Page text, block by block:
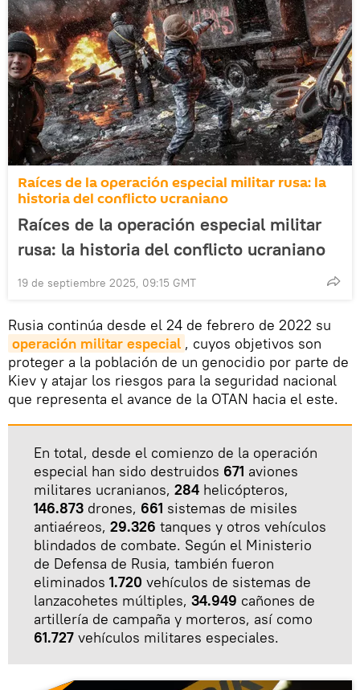
Raíces de la operación especial militar rusa: la
historia del conflicto ucraniano
Raíces de la operación especial militar
rusa: la historia del conflicto ucraniano
19 de septiembre 2025, 09:15 GMT
Rusia continúa desde el 24 de febrero de 2022 su
operación militar especial , cuyos objetivos son
proteger a la población de un genocidio por parte de
Kiev y atajar los riesgos para la seguridad nacional
que representa el avance de la OTAN hacia el este.
En total, desde el comienzo de la operación
especial han sido destruidos 671 aviones
militares ucranianos, 284 helicópteros,
146.873 drones, 661 sistemas de misiles
antiaéreos, 29.326 tanques y otros vehículos
blindados de combate. Según el Ministerio
de Defensa de Rusia, también fueron
eliminados 1.720 vehículos de sistemas de
lanzacohetes múltiples, 34.949 cañones de
artillería de campaña y morteros, así como
61.727 vehículos militares especiales.